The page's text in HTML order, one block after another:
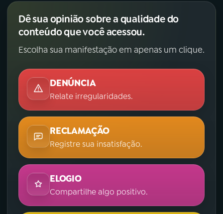
Dê sua opinião sobre a qualidade do
conteúdo que você acessou.
Escolha sua manifestação em apenas um clique.
DENÚNCIA
Relate irregularidades.
RECLAMAÇÃO
Registre sua insatisfação.
ELOGIO
Compartilhe algo positivo.